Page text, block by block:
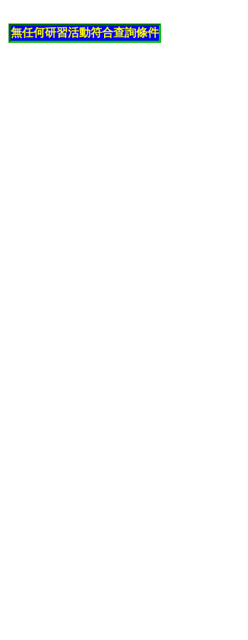
無任何研習活動符合查詢條件